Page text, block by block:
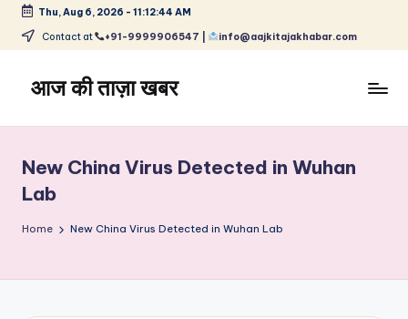
Skip
content
Thu, Aug 6, 2026 - 11:12:44 AM
Contact at +91-9999906547 | info@aajkitajakhabar.com
आज की ताज़ा खबर
ताज़ा
समाचार
–
व्यापार
New China Virus Detected in Wuhan
Lab
Home New China Virus Detected in Wuhan Lab